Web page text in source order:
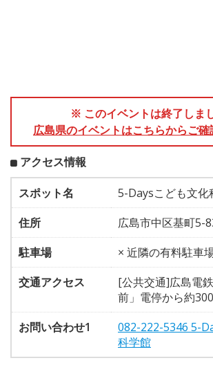
※ このイベントは終了しまし
広島県のイベントはこちらからご確
アクセス情報
スポット名
5-Daysこども文化
住所
広島市中区基町5-
駐車場
× 近隣の有料駐車
交通アクセス
[公共交通]広島電
前」電停から約
お問い合わせ1
082-222-5346 5-
科学館